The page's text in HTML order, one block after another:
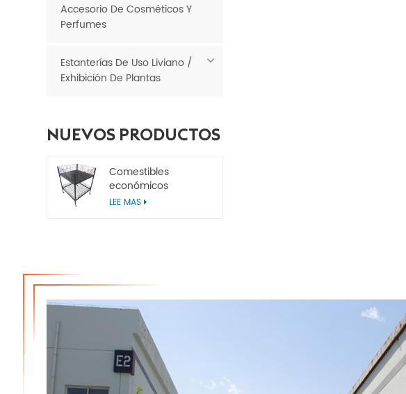
Accesorio De Cosméticos Y
Perfumes
Estanterías De Uso Liviano /
Exhibición De Plantas
NUEVOS PRODUCTOS
Comestibles
económicos
Contenedores de
LEE MAS